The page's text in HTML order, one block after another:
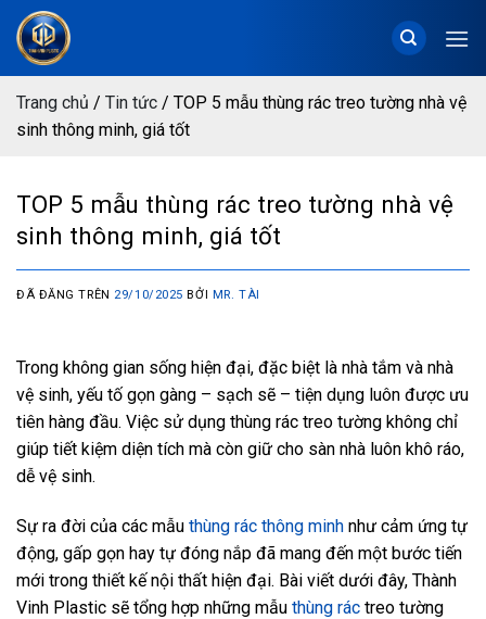
Chuyển
đến
dungTrang chủ / Tin tức / TOP 5 mẫu thùng rác treo tường nhà vệ
sinh thông minh, giá tốt
TOP 5 mẫu thùng rác treo tường nhà vệ
sinh thông minh, giá tốt
ĐÃ ĐĂNG TRÊN 29/10/2025 BỞI MR. TÀI
Trong không gian sống hiện đại, đặc biệt là nhà tắm và nhà
vệ sinh, yếu tố gọn gàng – sạch sẽ – tiện dụng luôn được ưu
tiên hàng đầu. Việc sử dụng thùng rác treo tường không chỉ
giúp tiết kiệm diện tích mà còn giữ cho sàn nhà luôn khô ráo,
dễ vệ sinh.
Sự ra đời của các mẫu thùng rác thông minh như cảm ứng tự
động, gấp gọn hay tự đóng nắp đã mang đến một bước tiến
mới trong thiết kế nội thất hiện đại. Bài viết dưới đây, Thành
Vinh Plastic sẽ tổng hợp những mẫu thùng rác treo tường